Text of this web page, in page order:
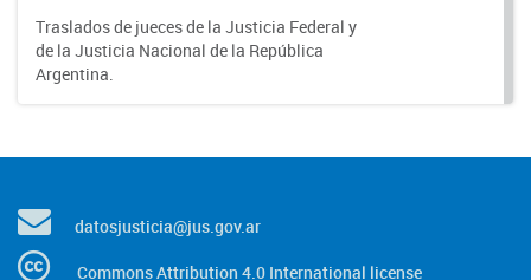
Traslados de jueces de la Justicia Federal y
de la Justicia Nacional de la República
Argentina.
datosjusticia@jus.gov.ar
Commons Attribution 4.0 International license